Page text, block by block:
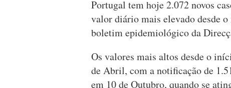
Portugal tem hoje 2.072 novos
valor diário mais elevado desde
boletim epidemiológico da
Os valores mais altos desde o
de Abril, com a notificação de
em 10 de Outubro, quando se